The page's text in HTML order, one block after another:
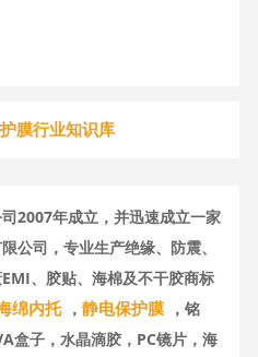
膜行业知识库
2007年成立，并迅速成立一家
公司，专业生产绝缘、防震、
、胶贴、海棉及不干胶商标
绵内托 ，静电保护膜 ，铭
盒子，水晶滴胶，PC镜片，海